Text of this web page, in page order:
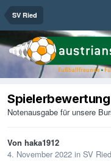
SV Ried
Notenausgabe für unsere
Von haka1912
4. November 2022 in SV Ried